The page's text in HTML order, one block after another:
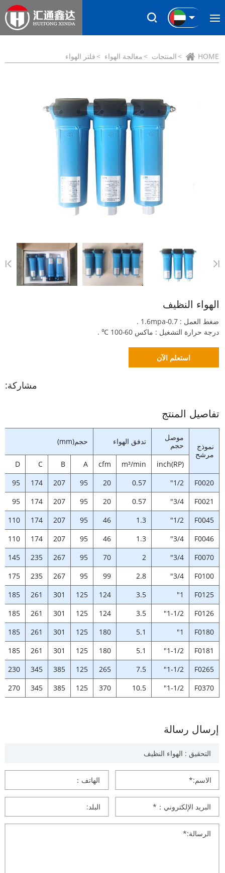
HOME المنتجات معالجة الهواء فلتر الهواء
الهواء النظيف
ضغط العمل : 0.7-1.6mpa .
درجة حرارة التشغيل : ماكس 60-100 ℃ .
استعلم الآن
مشاركة:
تفاصيل المنتج
نموذج
مرشح
موصل
حجم
تدفق الهواء حجم(mm)
inch(RP)
m³/min
cfm
A
B
C
D
F0020
1/2"
0.57
20
95
207
174
95
F0021
3/4"
0.57
20
95
207
174
95
F0045
1/2"
1.3
46
95
207
174
110
F0046
3/4"
1.3
46
95
207
174
110
F0070
3/4"
2
70
95
267
235
145
F0100
3/4"
2.8
99
95
267
235
175
F0125
1"
3.5
124
125
301
261
185
F0126
1-1/2"
3.5
124
125
301
261
185
F0180
1"
5.1
180
125
301
261
185
F0181
1-1/2"
5.1
180
125
301
261
185
F0265
1-1/2"
7.5
265
125
385
345
230
F0370
1-1/2"
10.5
370
125
385
345
270
إرسال رسالة